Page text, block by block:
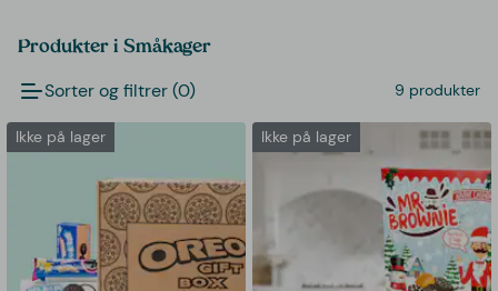
Produkter i Småkager
Sorter og filtrer (0) 9 produkter
Ikke på lager Ikke på lager